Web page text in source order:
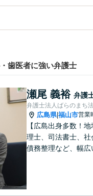
歯医者に強い弁護士
瀬尾 義裕 弁護
弁護士法人ばらのまち
広島県|福山市営業
【広島出身多数！
理士、司法書士、社
債務整理など、幅広